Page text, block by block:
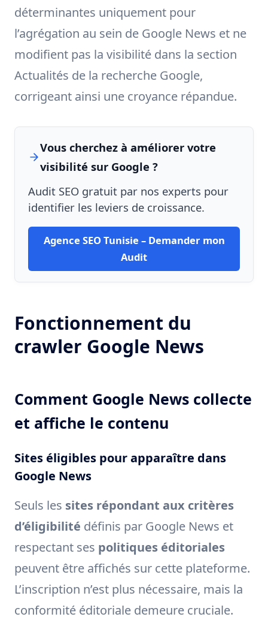
déterminantes uniquement pour
l’agrégation au sein de Google News et ne
modifient pas la visibilité dans la section
Actualités de la recherche Google,
corrigeant ainsi une croyance répandue.
Vous cherchez à améliorer votre
visibilité sur Google ?
Audit SEO gratuit par nos experts pour
identifier les leviers de croissance.
Agence SEO Tunisie – Demander mon
Audit
Fonctionnement du
crawler Google News
Comment Google News collecte
et affiche le contenu
Sites éligibles pour apparaître dans
Google News
Seuls les sites répondant aux critères
d’éligibilité définis par Google News et
respectant ses politiques éditoriales
peuvent être affichés sur cette plateforme.
L’inscription n’est plus nécessaire, mais la
conformité éditoriale demeure cruciale.